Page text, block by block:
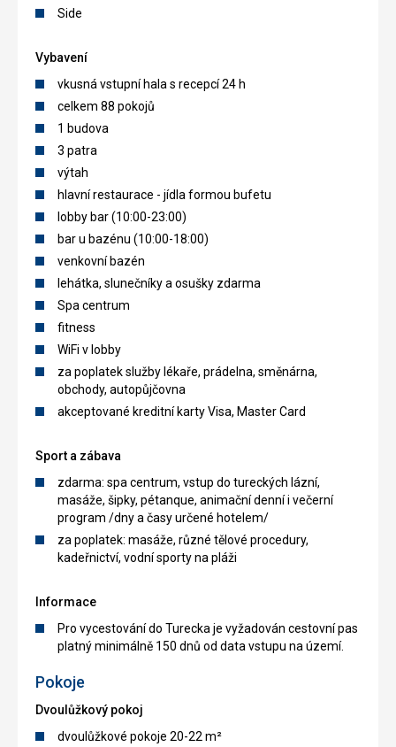
Side
Vybavení
vkusná vstupní hala s recepcí 24 h
celkem 88 pokojů
1 budova
3 patra
výtah
hlavní restaurace - jídla formou bufetu
lobby bar (10:00-23:00)
bar u bazénu (10:00-18:00)
venkovní bazén
lehátka, slunečníky a osušky zdarma
Spa centrum
fitness
WiFi v lobby
za poplatek služby lékaře, prádelna, směnárna,
obchody, autopůjčovna
akceptované kreditní karty Visa, Master Card
Sport a zábava
zdarma: spa centrum, vstup do tureckých lázní,
masáže, šipky, pétanque, animační denní i večerní
program /dny a časy určené hotelem/
za poplatek: masáže, různé tělové procedury,
kadeřnictví, vodní sporty na pláži
Informace
Pro vycestování do Turecka je vyžadován cestovní pas
platný minimálně 150 dnů od data vstupu na území.
Pokoje
Dvoulůžkový pokoj
dvoulůžkové pokoje 20-22 m²